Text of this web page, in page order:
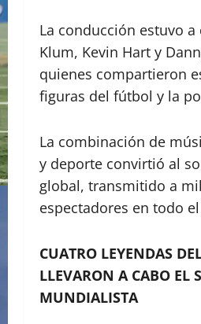
La conducción estuvo a
Klum, Kevin Hart y
quienes compartieron
figuras del fútbol y la
La combinación de
y deporte convirtió al
global, transmitido a
espectadores en todo
CUATRO LEYENDAS
LLEVARON A CABO EL
MUNDIALISTA